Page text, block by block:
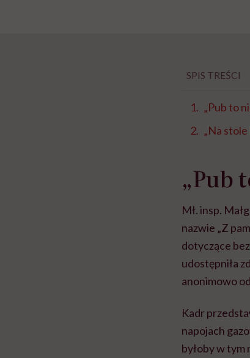
SPIS TREŚCI
„Pub to
„Na
„Pub
Mł. insp.
nazwie „Z
dotyczące
udostępniła
anonimowo
Kadr
napojach
byłoby w